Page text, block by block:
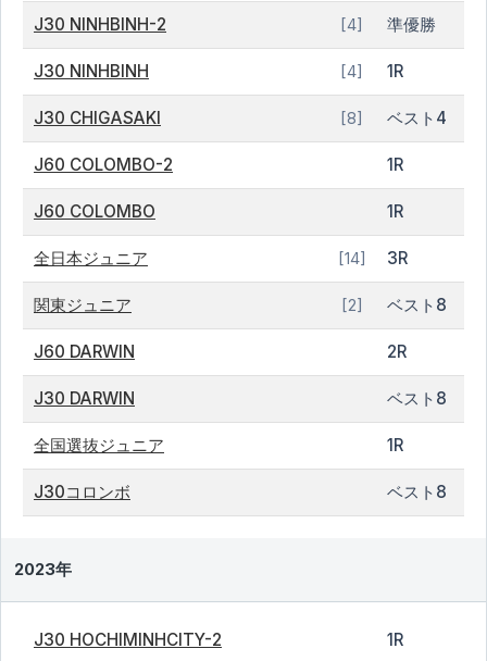
J30 NINHBINH-2 [4] 準優勝
J30 NINHBINH [4] 1R
J30 CHIGASAKI [8] ベスト4
J60 COLOMBO-2 1R
J60 COLOMBO 1R
全日本ジュニア [14] 3R
関東ジュニア [2] ベスト8
J60 DARWIN 2R
J30 DARWIN ベスト8
全国選抜ジュニア 1R
J30コロンボ ベスト8
2023年
J30 HOCHIMINHCITY-2 1R